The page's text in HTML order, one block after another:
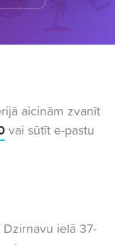
aicinām zvanīt
vai sūtīt e-pastu
ielā 37-